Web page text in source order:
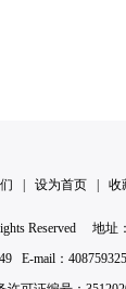
设为首页 收
Reserved 地址
E-mail：